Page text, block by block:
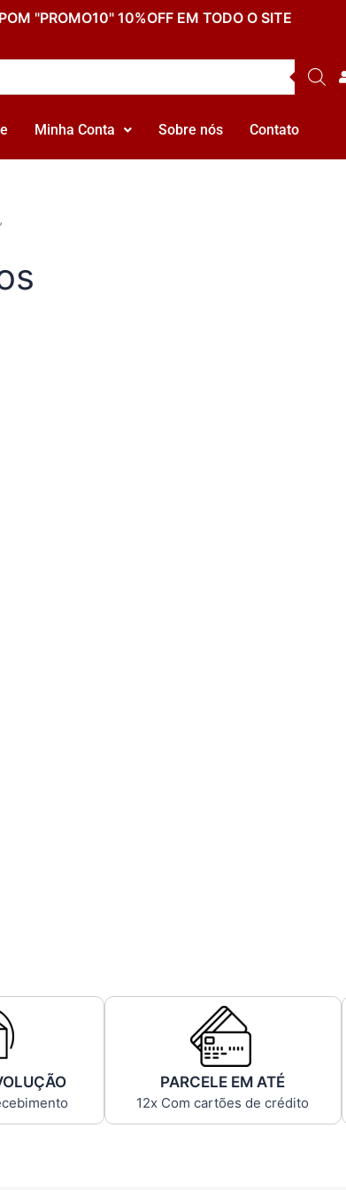
"PROMO10" 10%OFF EM TODO O SITE
Minha Conta Sobre nós Contato
PARCELE EM ATÉ
12x Com cartões de crédito